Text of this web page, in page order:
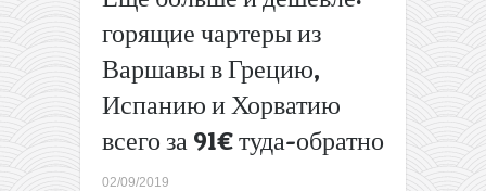
горящие чартеры из
Варшавы в Грецию,
Испанию и Хорватию
всего за 91€ туда-обратно
02/09/2019
за ночь!